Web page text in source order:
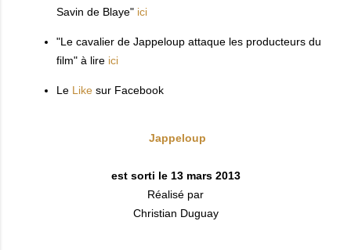
Savin de Blaye" ici
"Le cavalier de Jappeloup attaque les producteurs du
film" à lire ici
Le Like sur Facebook
Jappeloup
est sorti le 13 mars 2013
Réalisé par
Christian Duguay